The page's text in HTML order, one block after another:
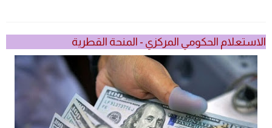
الاستعلام الحكومي المركزي - المنحة القطرية